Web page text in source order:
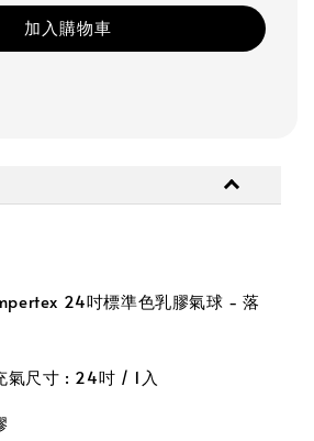
加入購物車
24吋標準色乳膠氣球 - 落
氣尺寸 : 24吋 / 1入